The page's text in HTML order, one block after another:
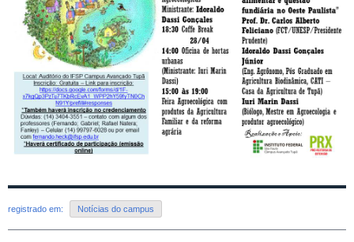
registrado em: Notícias do campus